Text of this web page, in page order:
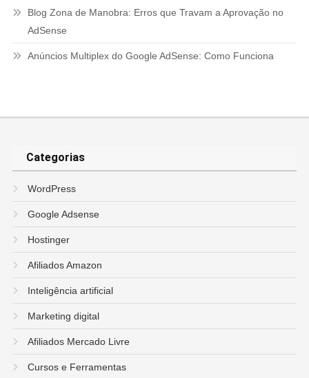
Blog Zona de Manobra: Erros que Travam a Aprovação no
AdSense
Anúncios Multiplex do Google AdSense: Como Funciona
Categorias
WordPress
Google Adsense
Hostinger
Afiliados Amazon
Inteligência artificial
Marketing digital
Afiliados Mercado Livre
Cursos e Ferramentas